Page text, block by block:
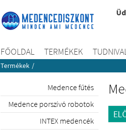
FŐOLDAL TERMÉKEK
Termékek /
Medence fűtés
Medence porszívó robotok
INTEX medencék